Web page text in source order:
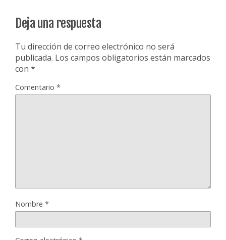
Deja una respuesta
Tu dirección de correo electrónico no será
publicada. Los campos obligatorios están marcados
con *
Comentario *
Nombre *